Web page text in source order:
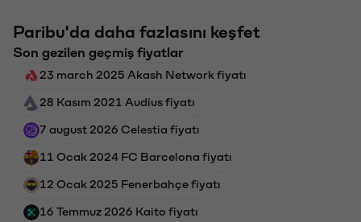
Paribu'da daha fazlasını keşfet
Son gezilen geçmiş fiyatlar
23 march 2025 Akash Network fiyatı
28 Kasım 2021 Audius fiyatı
7 august 2026 Celestia fiyatı
11 Ocak 2024 FC Barcelona fiyatı
12 Ocak 2025 Fenerbahçe fiyatı
16 Temmuz 2026 Kaito fiyatı